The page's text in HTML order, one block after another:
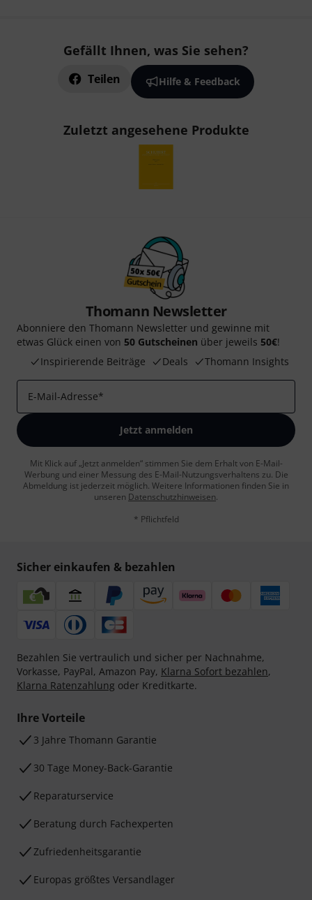
Gefällt Ihnen, was Sie sehen?
Teilen Hilfe & Feedback
Zuletzt angesehene Produkte
Thomann Newsletter
Abonniere den Thomann Newsletter und gewinne mit
etwas Glück einen von 50 Gutscheinen über jeweils 50€!
Inspirierende Beiträge
Deals Thomann Insights
E-Mail-Adresse*
Jetzt anmelden
Mit Klick auf „Jetzt anmelden“ stimmen Sie dem Erhalt von E-Mail-
Werbung und einer Messung des E-Mail-Nutzungsverhaltens zu. Die
Abmeldung ist jederzeit möglich. Weitere Informationen finden Sie in
unseren Datenschutzhinweisen.
* Pflichtfeld
Sicher einkaufen & bezahlen
Bezahlen Sie vertraulich und sicher per Nachnahme,
Vorkasse, PayPal, Amazon Pay, Klarna Sofort bezahlen,
Klarna Ratenzahlung oder Kreditkarte.
Ihre Vorteile
3 Jahre Thomann Garantie
30 Tage Money-Back-Garantie
Reparaturservice
Beratung durch Fachexperten
Zufriedenheitsgarantie
Europas größtes Versandlager